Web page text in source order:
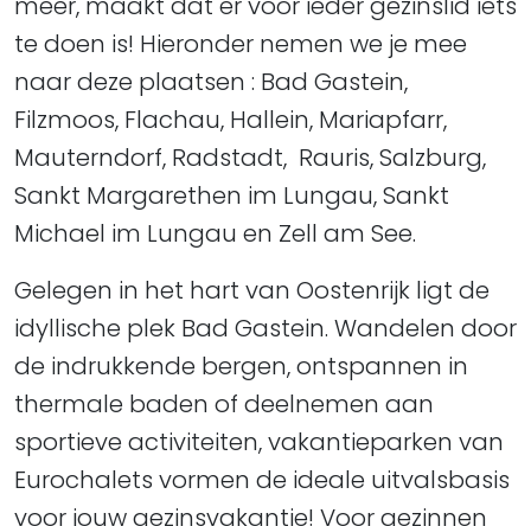
te doen is! Hieronder nemen we je mee
naar deze plaatsen : Bad Gastein,
Filzmoos, Flachau, Hallein, Mariapfarr,
Mauterndorf, Radstadt, Rauris, Salzburg,
Sankt Margarethen im Lungau, Sankt
Michael im Lungau en Zell am See.
Gelegen in het hart van Oostenrijk ligt de
idyllische plek Bad Gastein. Wandelen door
de indrukkende bergen, ontspannen in
thermale baden of deelnemen aan
sportieve activiteiten, vakantieparken van
Eurochalets vormen de ideale uitvalsbasis
voor jouw gezinsvakantie! Voor gezinnen